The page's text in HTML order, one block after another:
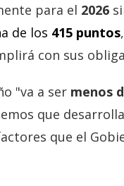
para el 2026
de los 415 puntos
con sus
"va a ser menos
que
que el